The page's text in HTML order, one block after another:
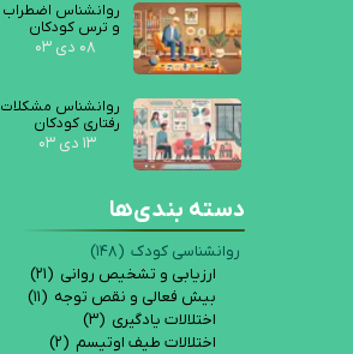
روانشناس اضطراب
و ترس کودکان
۰۸ دی ۰۳
روانشناس مشکلات
رفتاری کودکان
۱۳ دی ۰۳
روانشناسی کودک (۱۴۸)
ارزیابی و تشخیص روانی (۲۱)
بیش فعالی و نقص توجه (۱۱)
اختلالات یادگیری (۳)
اختلالات طیف اوتیسم (۲)
دسته بندی‌ها